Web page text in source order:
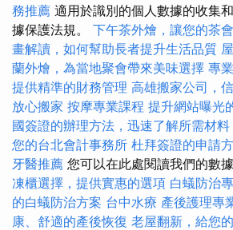
務推薦 適用於識別的個人數據的收集
據保護法規。 下午茶外燴，讓您的茶
畫解讀，如何幫助長者提升生活品質
蘭外燴，為當地聚會帶來美味選擇 專
提供精準的財務管理 高雄搬家公司，
放心搬家 按摩專業課程 提升網站曝光
國簽證的辦理方法，迅速了解所需材料
您的台北會計事務所 杜拜簽證的申請
牙醫推薦 您可以在此處閱讀我們的數
凍櫃選擇，提供實惠的選項 白蟻防治
的白蟻防治方案 台中水療 產後護理專
康、舒適的產後恢復 老屋翻新，給您